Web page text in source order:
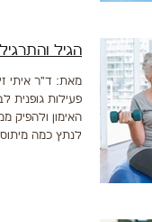
הגיל והתרגיל
מאת: ד"ר איתי
האימון ולהפיק
לנתץ כמה